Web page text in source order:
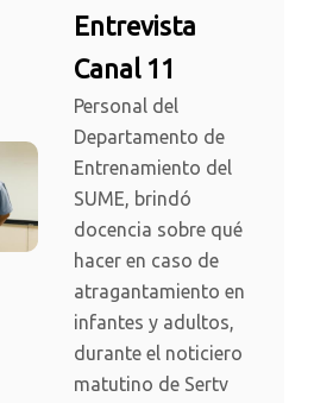
Entrevista
Canal 11
Personal del
Departamento de
Entrenamiento del
SUME, brindó
docencia sobre qué
hacer en caso de
atragantamiento en
infantes y adultos,
durante el noticiero
matutino de Sertv